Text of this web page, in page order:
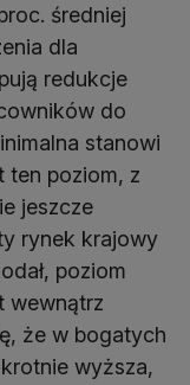
średniej
dla
redukcje
do
stanowi
ten poziom, z
jeszcze
rynek krajowy
poziom
wewnątrz
że w bogatych
wyższa,